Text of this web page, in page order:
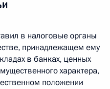
в налоговые органы
принадлежащем ему
в банках, ценных
характера,
положении